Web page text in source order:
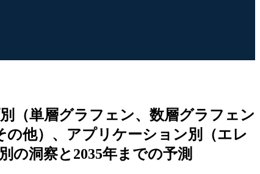
（単層グラフェン、数層グラフェン
他）、アプリケーション別（エレ
の洞察と2035年までの予測